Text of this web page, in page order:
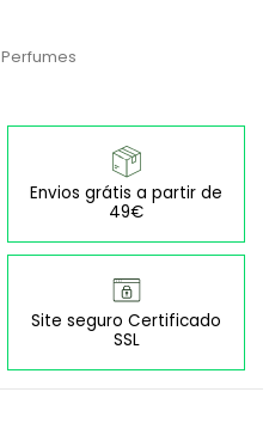
Perfumes
Envios grátis a partir de
49€
Site seguro Certificado
SSL